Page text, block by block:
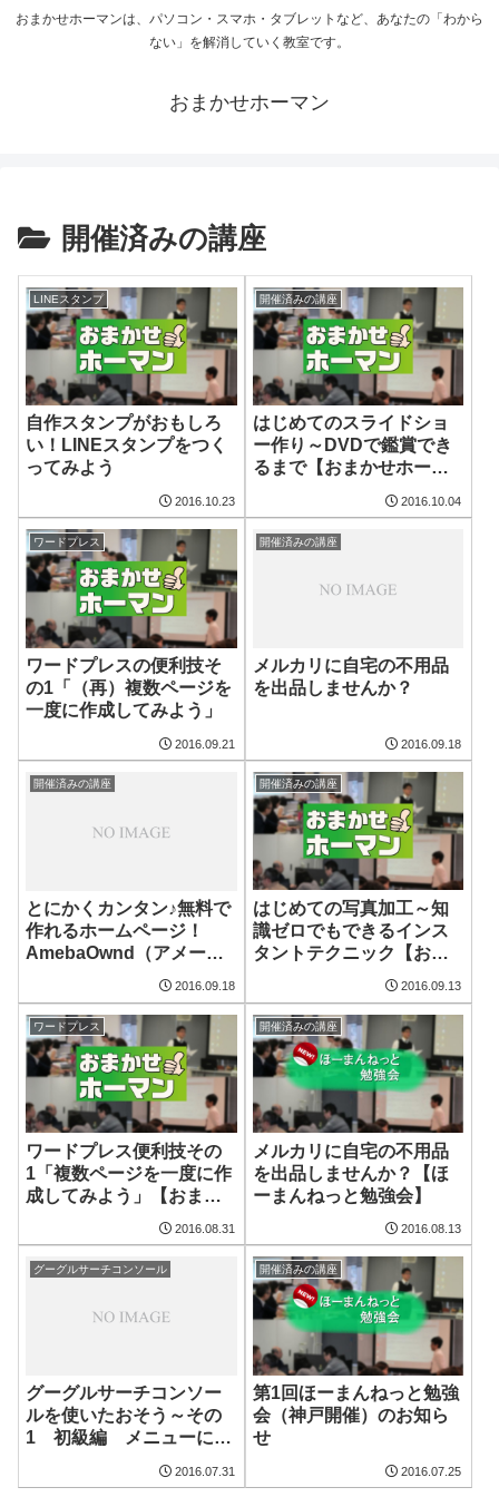
おまかせホーマンは、パソコン・スマホ・タブレットなど、あなたの「わから
ない」を解消していく教室です。
おまかせホーマン
開催済みの講座
LINEスタンプ
自作スタンプがおもしろ
い！LINEスタンプをつく
ってみよう
2016.10.23
開催済みの講座
はじめてのスライドショ
ー作り～DVDで鑑賞でき
るまで【おまかせホーマ
2016.10.04
ワードプレス
ワードプレスの便利技そ
の1「（再）複数ページを
一度に作成してみよう」
2016.09.21
開催済みの講座
メルカリに自宅の不用品
を出品しませんか？
2016.09.18
開催済みの講座
とにかくカンタン♪無料で
作れるホームページ！
AmebaOwnd（アメーバ
オウンド）を使ってみよ
2016.09.18
開催済みの講座
はじめての写真加工～知
識ゼロでもできるインス
タントテクニック【おま
2016.09.13
ワードプレス
ワードプレス便利技その
1「複数ページを一度に作
成してみよう」【おまか
2016.08.31
開催済みの講座
メルカリに自宅の不用品
を出品しませんか？【ほ
ーまんねっと勉強会】
2016.08.13
グーグルサーチコンソール
グーグルサーチコンソー
ルを使いたおそう～その
1 初級編 メニューに何
2016.07.31
開催済みの講座
第1回ほーまんねっと勉強
会（神戸開催）のお知ら
せ
2016.07.25